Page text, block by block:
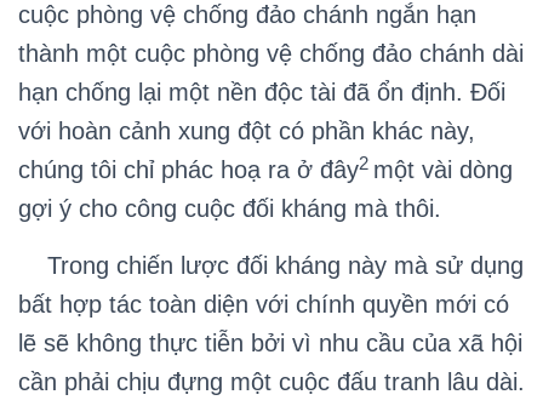
cuộc phòng vệ chống đảo chánh ngắn hạn
thành một cuộc phòng vệ chống đảo chánh dài
hạn chống lại một nền độc tài đã ổn định. Đối
với hoàn cảnh xung đột có phần khác này,
chúng tôi chỉ phác hoạ ra ở đây2 một vài dòng
gợi ý cho công cuộc đối kháng mà thôi.
Trong chiến lược đối kháng này mà sử dụng
bất hợp tác toàn diện với chính quyền mới có
lẽ sẽ không thực tiễn bởi vì nhu cầu của xã hội
cần phải chịu đựng một cuộc đấu tranh lâu dài.